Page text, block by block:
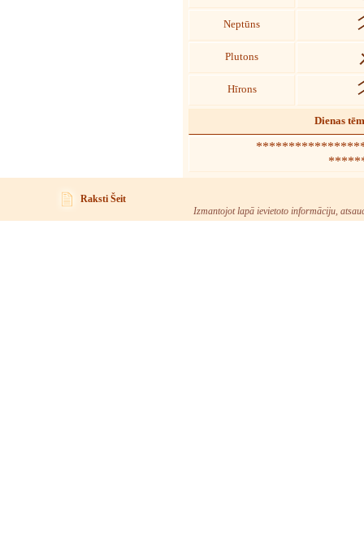
Neptūns
Plutons
Hīrons
Dienas
*******************
Raksti Šeit
Izmantojot lapā ievietoto informāciju,